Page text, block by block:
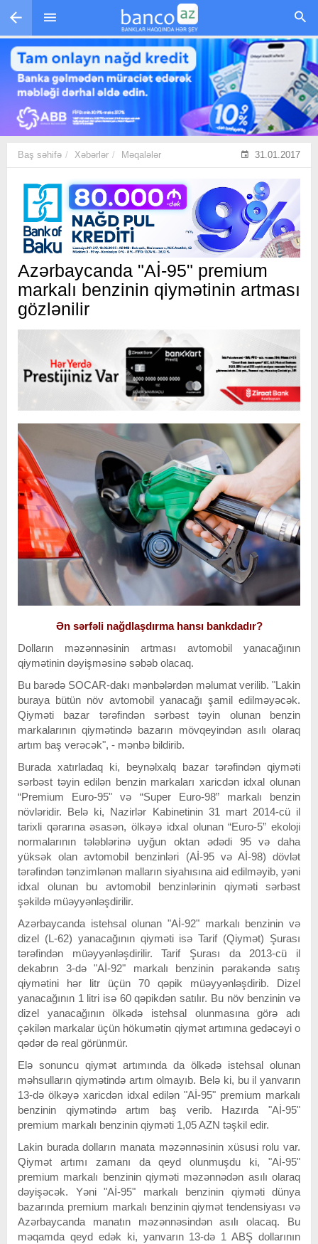
Skip to main content
Baş səhifə Xəbərlər Məqalələr 31.01.2017
Azərbaycanda "Aİ-95" premium
markalı benzinin qiymətinin artması
gözlənilir
Ən sərfəli nağdlaşdırma hansı bankdadır?
Dolların məzənnəsinin artması avtomobil yanacağının
qiymətinin dəyişməsinə səbəb olacaq.
Bu barədə SOCAR-dakı mənbələrdən məlumat verilib. "Lakin
buraya bütün növ avtomobil yanacağı şamil edilməyəcək.
Qiyməti bazar tərəfindən sərbəst təyin olunan benzin
markalarının qiymətində bazarın mövqeyindən asılı olaraq
artım baş verəcək", - mənbə bildirib.
Burada xatırladaq ki, beynəlxalq bazar tərəfindən qiyməti
sərbəst təyin edilən benzin markaları xaricdən idxal olunan
“Premium Euro-95" və “Super Euro-98” markalı benzin
növləridir. Belə ki, Nazirlər Kabinetinin 31 mart 2014-cü il
tarixli qərarına əsasən, ölkəyə idxal olunan “Euro-5” ekoloji
normalarının tələblərinə uyğun oktan ədədi 95 və daha
yüksək olan avtomobil benzinləri (Aİ-95 və Aİ-98) dövlət
tərəfindən tənzimlənən malların siyahısına aid edilməyib, yəni
idxal olunan bu avtomobil benzinlərinin qiyməti sərbəst
şəkildə müəyyənləşdirilir.
Azərbaycanda istehsal olunan "Aİ-92" markalı benzinin və
dizel (L-62) yanacağının qiyməti isə Tarif (Qiymət) Şurası
tərəfindən müəyyənləşdirilir. Tarif Şurası da 2013-cü il
dekabrın 3-də "Aİ-92" markalı benzinin pərakəndə satış
qiymətini hər litr üçün 70 qəpik müəyyənləşdirib. Dizel
yanacağının 1 litri isə 60 qəpikdən satılır. Bu növ benzinin və
dizel yanacağının ölkədə istehsal olunmasına görə adı
çəkilən markalar üçün hökumətin qiymət artımına gedəcəyi o
qədər də real görünmür.
Elə sonuncu qiymət artımında da ölkədə istehsal olunan
məhsulların qiymətində artım olmayıb. Belə ki, bu il yanvarın
13-də ölkəyə xaricdən idxal edilən "Aİ-95" premium markalı
benzinin qiymətində artım baş verib. Hazırda "Aİ-95"
premium markalı benzinin qiyməti 1,05 AZN təşkil edir.
Lakin burada dolların manata məzənnəsinin xüsusi rolu var.
Qiymət artımı zamanı da qeyd olunmuşdu ki, "Aİ-95"
premium markalı benzinin qiyməti məzənnədən asılı olaraq
dəyişəcək. Yəni "Aİ-95" markalı benzinin qiyməti dünya
bazarında premium markalı benzinin qiymət tendensiyası və
Azərbaycanda manatın məzənnəsindən asılı olacaq. Bu
məqamda qeyd edək ki, yanvarın 13-də 1 ABŞ dollarının